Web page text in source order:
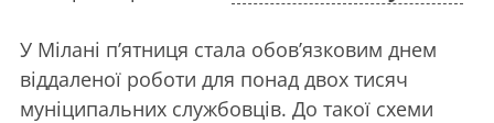
У Мілані п’ятниця стала обов’язковим днем
віддаленої роботи для понад двох тисяч
муніципальних службовців. До такої схеми